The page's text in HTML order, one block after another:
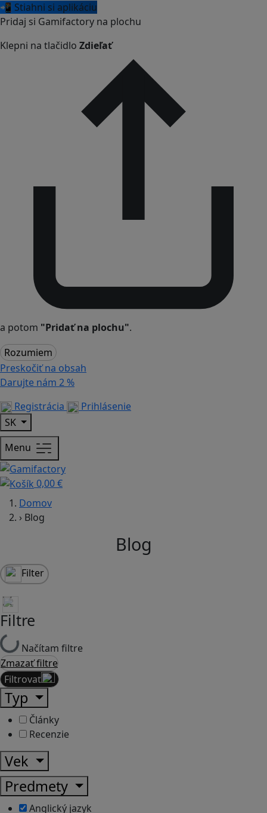
📲 Stiahni si aplikáciu
Pridaj si Gamifactory na plochu
Klepni na tlačidlo Zdieľať
a potom "Pridať na plochu".
Rozumiem
Preskočiť na obsah
Darujte nám 2 %
Registrácia
Prihlásenie
SK
Menu
0,00 €
Domov
› Blog
Blog
Filter
Filtre
Načítam filtre
Zmazať filtre
Filtrovať
Typ
Články
Recenzie
Vek
Predmety
Anglický jazyk